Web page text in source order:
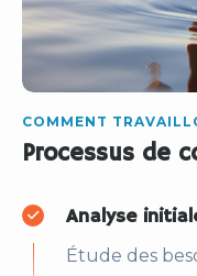
COMMENT
Processus de
Analyse
Étude des